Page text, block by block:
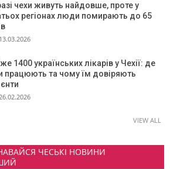
чехи живуть найдовше, проте у
регіонах люди помирають до 65
13.03.2026
1400 українських лікарів у Чехії: де
працюють та чому їм довіряють
VIEW ALL
ЧЕСЬКІ НОВИНИ